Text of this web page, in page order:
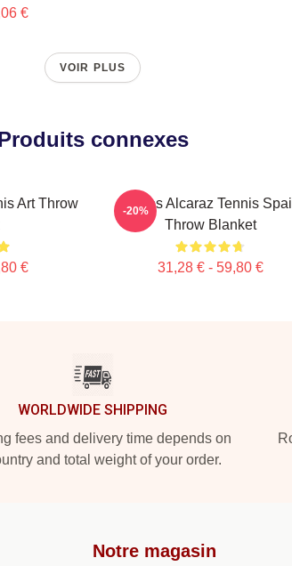
€
VOIR PLUS
connexes
Art Throw
€
Carlos Alcaraz Tennis
Throw Blanket
31,28 € - 59,80 €
-20%
WORLDWIDE SHIPPING
fees and delivery time depends on
and total weight of your order.
Notre magasin